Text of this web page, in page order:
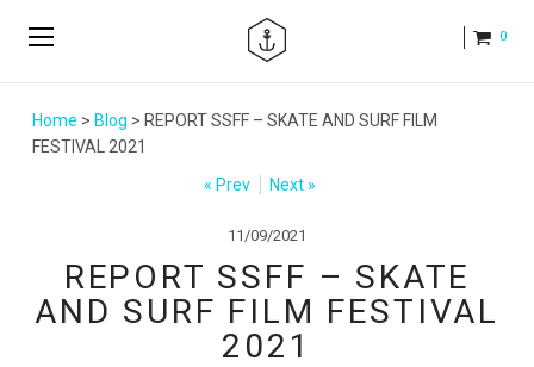
0
Home > Blog > REPORT SSFF – SKATE AND SURF FILM
FESTIVAL 2021
« Prev
Next »
11/09/2021
REPORT SSFF – SKATE
AND SURF FILM FESTIVAL
2021